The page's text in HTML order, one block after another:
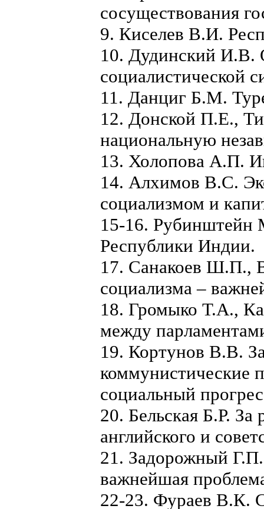
сосуществования
9. Киселев В.И.
10. Дудинский И.В.
социалистической
11. Данциг Б.М.
12. Донской П.Е.,
национальную
13. Холопова А.П.
14. Алхимов В.С.
социализмом и
15-16. Рубинштейн
Республики Индии.
17. Санакоев Ш.П.,
социализма –
18. Громыко Т.А.,
между
19. Кортунов В.В.
коммунистические
социальный
20. Бельская Б.Р.
английского и
21. Задорожный
важнейшая
22-23. Фураев В.К.